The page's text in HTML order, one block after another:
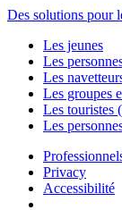
Des solutions pour
Les jeunes
Les
Les
Les groupes
Les touristes
Les
Privacy
Accessibilité